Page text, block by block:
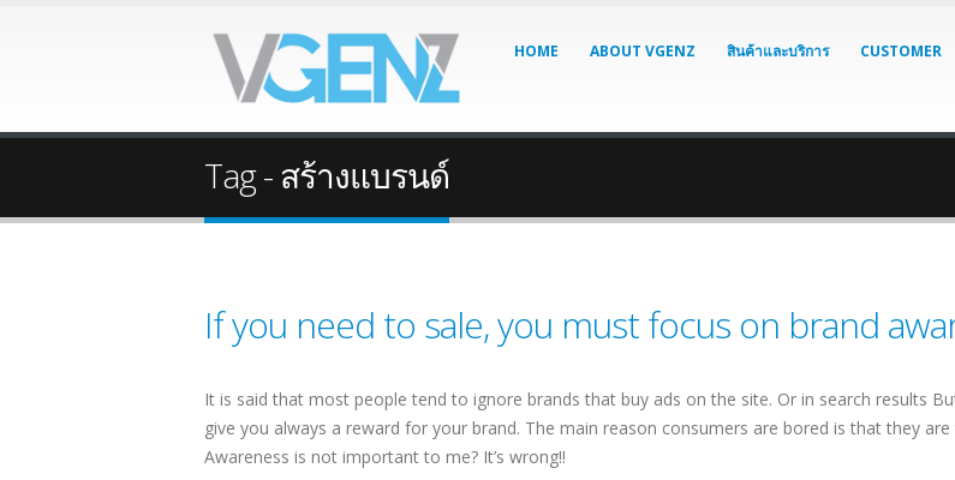
HOME ABOUT VGENZ สินค้าและบริการ CUSTOMER
Tag - สร้างแบรนด์
If you need to sale, you must focus on brand
It is said that most people tend to ignore brands that buy ads on the site. Or in search results
give you always a reward for your brand. The main reason consumers are bored is that they
Awareness is not important to me? It’s wrong!!